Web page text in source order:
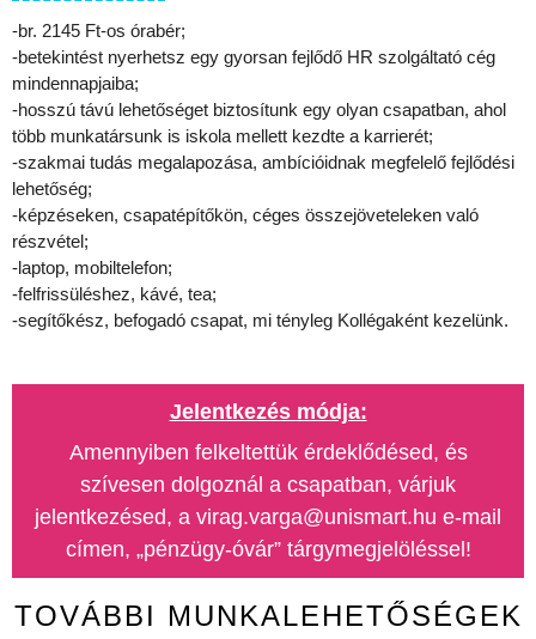
-br. 2145 Ft-os órabér;
-betekintést nyerhetsz egy gyorsan fejlődő HR szolgáltató cég
mindennapjaiba;
-hosszú távú lehetőséget biztosítunk egy olyan csapatban, ahol
több munkatársunk is iskola mellett kezdte a karrierét;
-szakmai tudás megalapozása, ambícióidnak megfelelő fejlődési
lehetőség;
-képzéseken, csapatépítőkön, céges összejöveteleken való
részvétel;
-laptop, mobiltelefon;
-felfrissüléshez, kávé, tea;
-segítőkész, befogadó csapat, mi tényleg Kollégaként kezelünk.
Jelentkezés módja:
Amennyiben felkeltettük érdeklődésed, és
szívesen dolgoznál a csapatban, várjuk
jelentkezésed, a virag.varga@unismart.hu e-mail
címen, „pénzügy-óvár” tárgymegjelöléssel!
TOVÁBBI MUNKALEHETŐSÉGEK